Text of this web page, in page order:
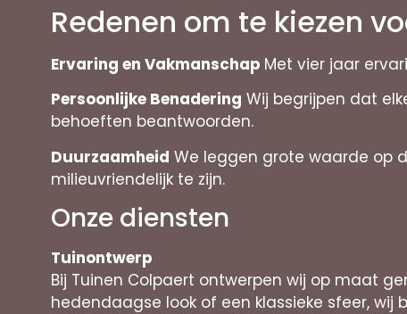
Redenen om te kiezen
Ervaring en Vakmanschap Met vier jaar
Persoonlijke Benadering Wij begrijpen dat
behoeften beantwoorden.
Duurzaamheid We leggen grote waarde op
milieuvriendelijk te zijn.
Onze diensten
Tuinontwerp
Bij Tuinen Colpaert ontwerpen wij op maat
hedendaagse look of een klassieke sfeer, wij